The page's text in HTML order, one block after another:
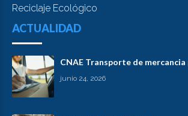
Reciclaje Ecológico
ACTUALIDAD
CNAE Transporte de
junio 24, 2026